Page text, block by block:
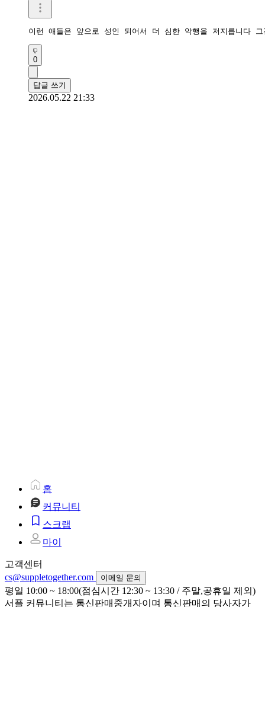
이런 애들은 앞으로 성인 되어서 더 심한 악행을 저지릅니다 그
0
답글 쓰기
2026.05.22 21:33
홈
커뮤니티
스크랩
마이
고객센터
cs@suppletogether.com
이메일 문의
평일 10:00 ~ 18:00(점심시간 12:30 ~ 13:30 / 주말,공휴일 제외)
서플 커뮤니티는 통신판매중개자이며 통신판매의 당사자가